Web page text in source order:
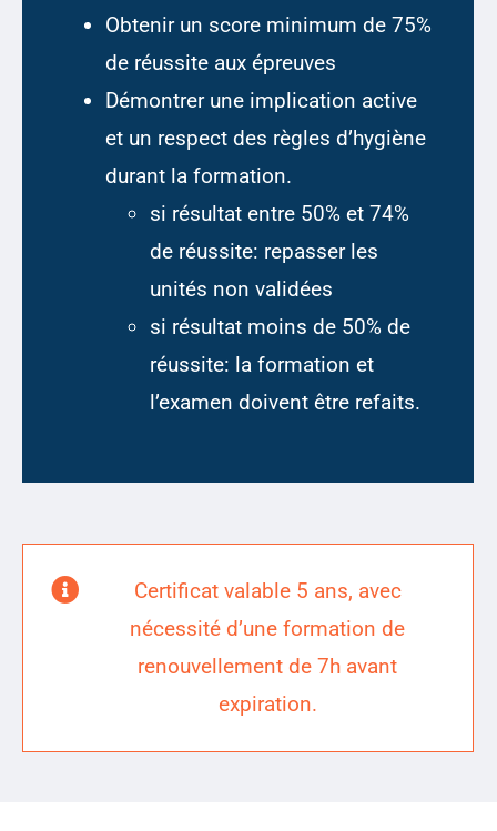
Obtenir un score minimum de 75%
de réussite aux épreuves
Démontrer une implication active
et un respect des règles d’hygiène
durant la formation.
si résultat entre 50% et 74%
de réussite: repasser les
unités non validées
si résultat moins de 50% de
réussite: la formation et
l’examen doivent être refaits.
Certificat valable 5 ans, avec
nécessité d’une formation de
renouvellement de 7h avant
expiration.